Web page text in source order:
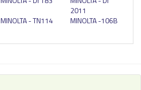
2011
MINOLTA - TN114 MINOLTA -106B